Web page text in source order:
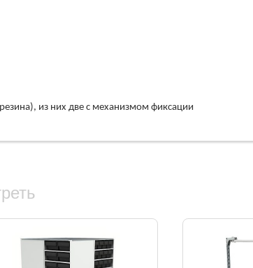
из них две с механизмом фиксации